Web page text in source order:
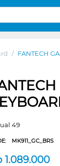
/ FANTECH
49
MK911_GC_BRS
1.089.000